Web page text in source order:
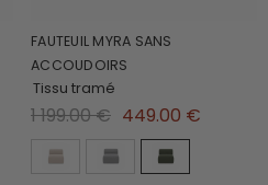
FAUTEUIL MYRA SANS
ACCOUDOIRS
Tissu tramé
1 199.00 € 449.00 €